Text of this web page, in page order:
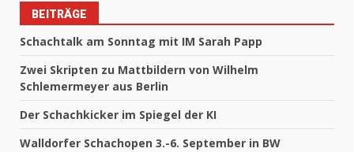
BEITRÄGE
Schachtalk am Sonntag mit IM Sarah Papp
Zwei Skripten zu Mattbildern von Wilhelm
Schlemermeyer aus Berlin
Der Schachkicker im Spiegel der KI
Walldorfer Schachopen 3.-6. September in BW